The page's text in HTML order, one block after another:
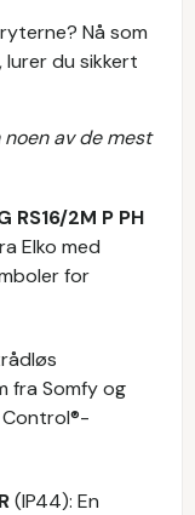
Nå som
du sikkert
av de mest
RS16/2M P PH
Elko med
for
fra Somfy og
(IP44): En